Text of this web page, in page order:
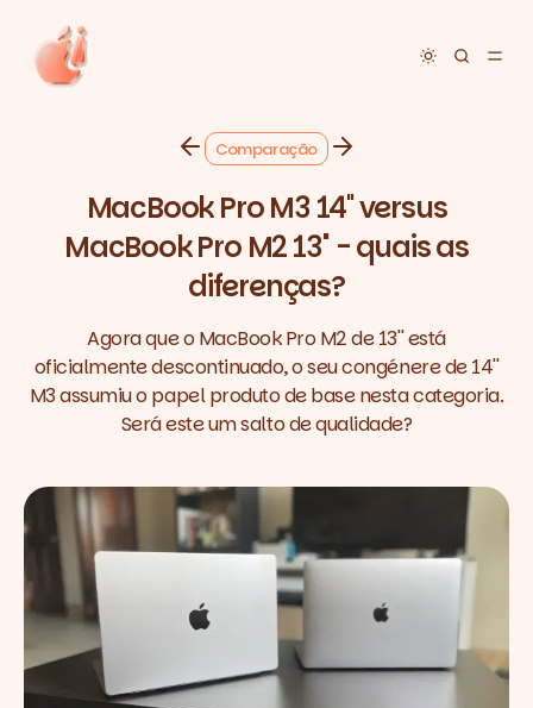
Toggle
Comparação
MacBook Pro M3 14'' versus
MacBook Pro M2 13'' - quais as
diferenças?
Agora que o MacBook Pro M2 de 13'' está
oficialmente descontinuado, o seu congénere de 14''
M3 assumiu o papel produto de base nesta categoria.
Será este um salto de qualidade?